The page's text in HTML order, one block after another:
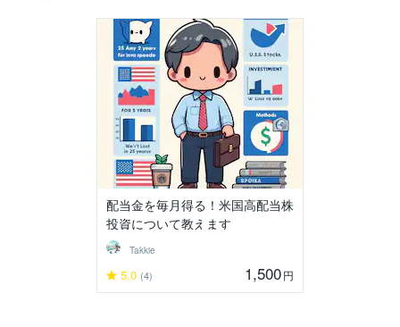
配当金を毎月得る！米国高配当株
投資について教えます
Takkie
5.0 (4) 1,500円